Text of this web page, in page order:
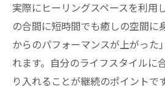
実際にヒーリングスペースを利用
の合間に短時間でも癒しの空間に
からのパフォーマンスが上がった
れます。自分のライフスタイルに
り入れることが継続のポイントです